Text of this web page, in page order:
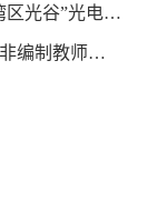
2026中山市工业设计大赛火炬高新区“湾区光谷”光电设计专项赛方案
中山火炬高新区2026年招聘公办中小学非编制教师拟聘用人员公示